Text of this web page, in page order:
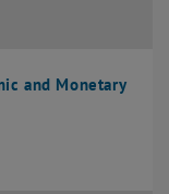
and Monetary